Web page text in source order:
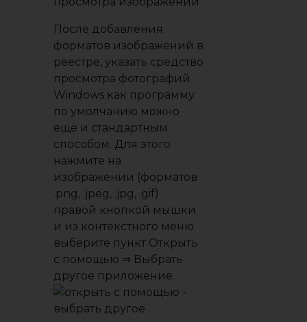
После добавления
форматов изображений в
реестре, указать средство
просмотра фотографий
Windows как программу
по умолчанию можно
ещё и стандартным
способом. Для этого
нажмите на
изображении (форматов
.png, .jpeg, .jpg, .gif)
правой кнопкой мышки
и из контекстного меню
выберите пункт Открыть
с помощью ⇒ Выбрать
другое приложение.